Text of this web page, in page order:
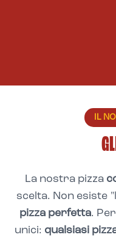
IL
La nostra pizza
scelta. Non esiste
pizza perfetta.
unici: qualsiasi